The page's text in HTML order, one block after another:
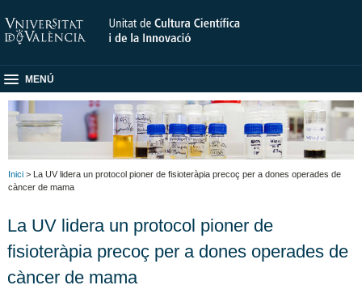
MENÚ
Inici > La UV lidera un protocol pioner de fisioteràpia precoç per a dones operades de
càncer de mama
La UV lidera un protocol pioner de
fisioteràpia precoç per a dones operades de
càncer de mama